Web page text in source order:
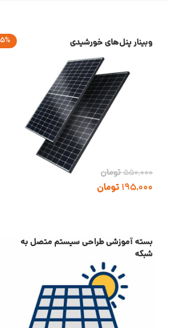
وبینار پنل‌های خورشیدی
550,000تومان
195,000 تومان
بسته آموزشی طراحی سیستم متصل به
شبکه